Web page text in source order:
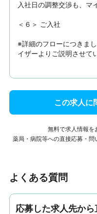
入社日の調整交渉も、マ
＜６＞ ご入社
※詳細のフローにつきま
イザーよりご説明させて
この求人に
無料で求人情報を
薬局・病院等への直接応募・
よくある質問
応募した求人先か